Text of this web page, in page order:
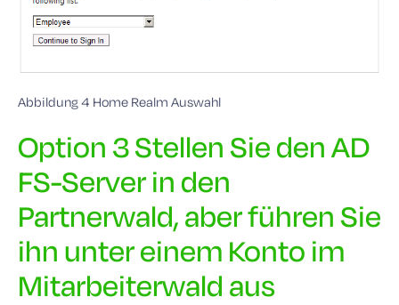
Abbildung 4 Home Realm Auswahl
Option 3 Stellen Sie den AD
FS-Server in den
Partnerwald, aber führen Sie
ihn unter einem Konto im
Mitarbeiterwald aus